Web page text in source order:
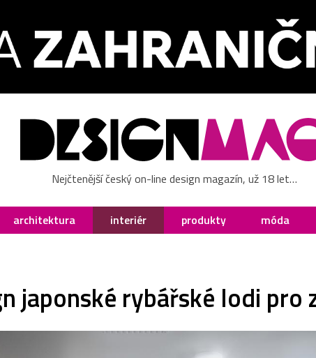
Nejčtenější český on-line design magazín, už 18 let…
architektura interiér produkty móda
japonské rybářské lodi pro